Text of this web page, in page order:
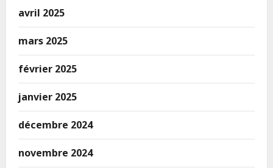
avril 2025
mars 2025
février 2025
janvier 2025
décembre 2024
novembre 2024